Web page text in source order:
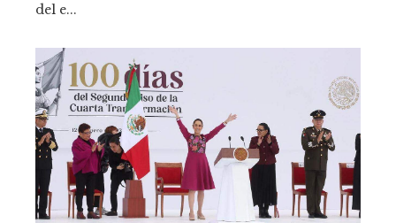
del e...